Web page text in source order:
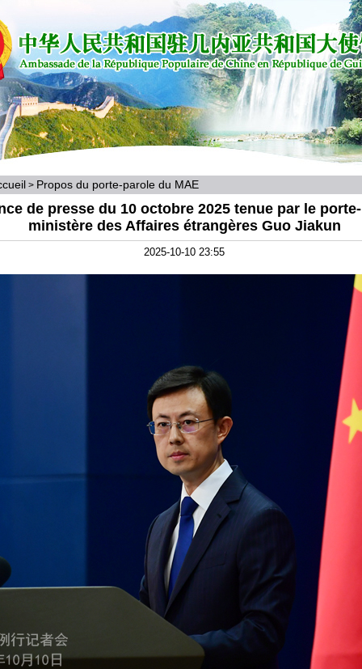
> Propos du porte-parole du MAE
de presse du 10 octobre 2025 tenue par le
ministère des Affaires étrangères Guo Jiakun
2025-10-10 23:55